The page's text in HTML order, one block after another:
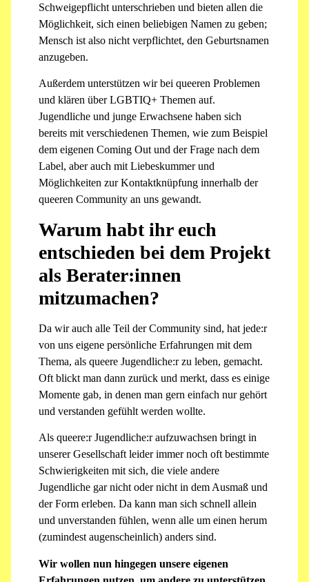
Schweigepflicht unterschrieben und bieten allen die
Möglichkeit, sich einen beliebigen Namen zu geben;
Mensch ist also nicht verpflichtet, den Geburtsnamen
anzugeben.
Außerdem unterstützen wir bei queeren Problemen
und klären über LGBTIQ+ Themen auf.
Jugendliche und junge Erwachsene haben sich
bereits mit verschiedenen Themen, wie zum Beispiel
dem eigenen Coming Out und der Frage nach dem
Label, aber auch mit Liebeskummer und
Möglichkeiten zur Kontaktknüpfung innerhalb der
queeren Community an uns gewandt.
Warum habt ihr euch
entschieden bei dem Projekt
als Berater:innen
mitzumachen?
Da wir auch alle Teil der Community sind, hat jede:r
von uns eigene persönliche Erfahrungen mit dem
Thema, als queere Jugendliche:r zu leben, gemacht.
Oft blickt man dann zurück und merkt, dass es einige
Momente gab, in denen man gern einfach nur gehört
und verstanden gefühlt werden wollte.
Als queere:r Jugendliche:r aufzuwachsen bringt in
unserer Gesellschaft leider immer noch oft bestimmte
Schwierigkeiten mit sich, die viele andere
Jugendliche gar nicht oder nicht in dem Ausmaß und
der Form erleben. Da kann man sich schnell allein
und unverstanden fühlen, wenn alle um einen herum
(zumindest augenscheinlich) anders sind.
Wir wollen nun hingegen unsere eigenen